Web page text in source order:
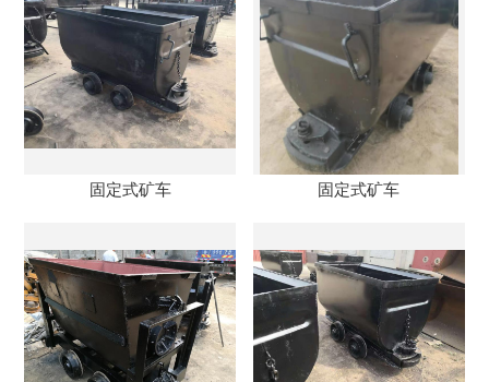
固定式矿车 固定式矿车